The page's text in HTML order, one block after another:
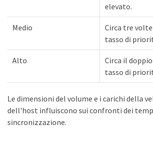
elevato.
Medio
Circa tre
tasso di
Alto
Circa il
tasso di
Le dimensioni del volume e i carichi della
dell'host influiscono sui confronti dei
sincronizzazione.